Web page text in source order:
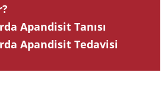
Apandisit Tanısı
Apandisit Tedavisi